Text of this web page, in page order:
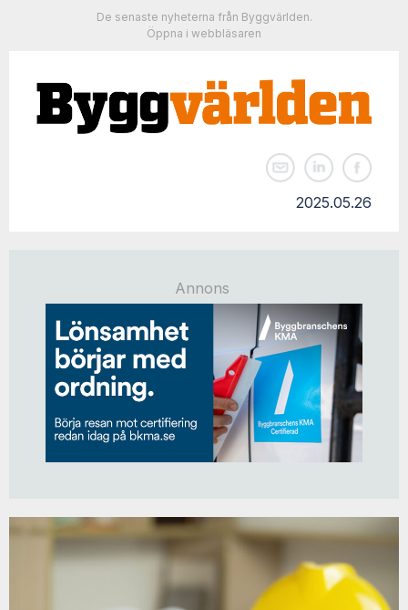
De senaste nyheterna från Byggvärlden.
Öppna i webbläsaren
2025.05.26
Annons